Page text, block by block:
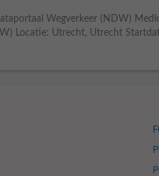
Wegverkeer (NDW)
Locatie: Utrecht, Utrecht